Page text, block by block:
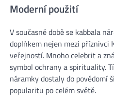
Moderní použití
V současné době se kabbala
doplňkem nejen mezi příznivci
veřejností. Mnoho celebrit a
symbol ochrany a spirituality.
náramky dostaly do povědomí
popularitu po celém světě.